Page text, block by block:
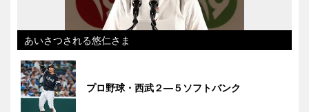
あいさつされる悠仁さま
プロ野球・西武２―５ソフトバンク